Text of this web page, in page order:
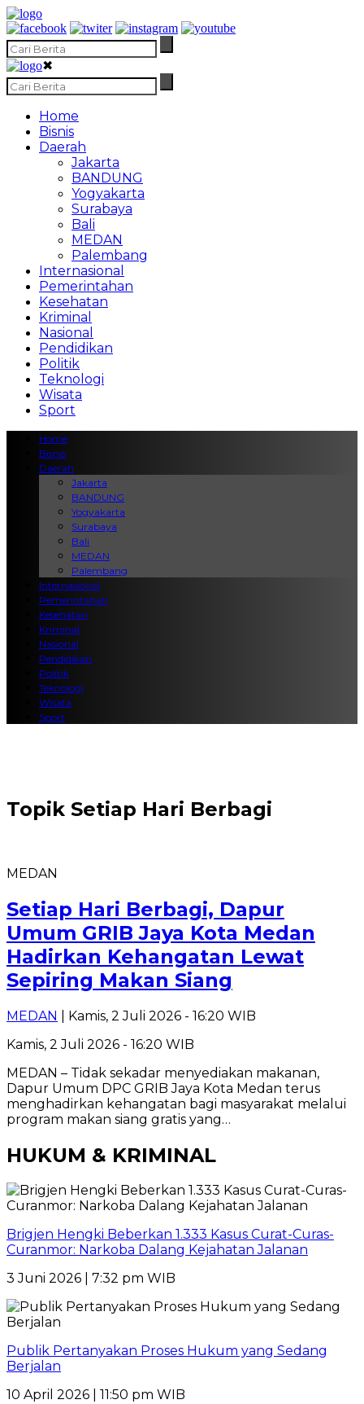
✖
Home
Bisnis
Daerah
Jakarta
BANDUNG
Yogyakarta
Surabaya
Bali
MEDAN
Palembang
Internasional
Pemerintahan
Kesehatan
Kriminal
Nasional
Pendidikan
Politik
Teknologi
Wisata
Sport
Home
Bisnis
Daerah
Jakarta
BANDUNG
Yogyakarta
Surabaya
Bali
MEDAN
Palembang
Internasional
Pemerintahan
Kesehatan
Kriminal
Nasional
Pendidikan
Politik
Teknologi
Wisata
Sport
Topik Setiap Hari Berbagi
MEDAN
Setiap Hari Berbagi, Dapur
Umum GRIB Jaya Kota Medan
Hadirkan Kehangatan Lewat
Sepiring Makan Siang
MEDAN
| Kamis, 2 Juli 2026 - 16:20 WIB
Kamis, 2 Juli 2026 - 16:20 WIB
MEDAN – Tidak sekadar menyediakan makanan,
Dapur Umum DPC GRIB Jaya Kota Medan terus
menghadirkan kehangatan bagi masyarakat melalui
program makan siang gratis yang…
HUKUM & KRIMINAL
Brigjen Hengki Beberkan 1.333 Kasus Curat-Curas-
Curanmor: Narkoba Dalang Kejahatan Jalanan
3 Juni 2026 | 7:32 pm WIB
Publik Pertanyakan Proses Hukum yang Sedang
Berjalan
10 April 2026 | 11:50 pm WIB